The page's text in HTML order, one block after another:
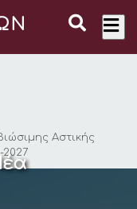
Αστικής